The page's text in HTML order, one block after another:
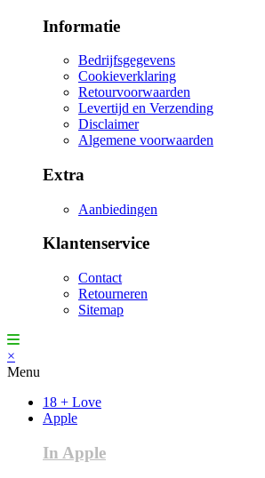
Informatie
Bedrijfsgegevens
Cookieverklaring
Retourvoorwaarden
Levertijd en Verzending
Disclaimer
Algemene voorwaarden
Extra
Aanbiedingen
Klantenservice
Contact
Retourneren
Sitemap
×
Menu
18 + Love
Apple
In Apple